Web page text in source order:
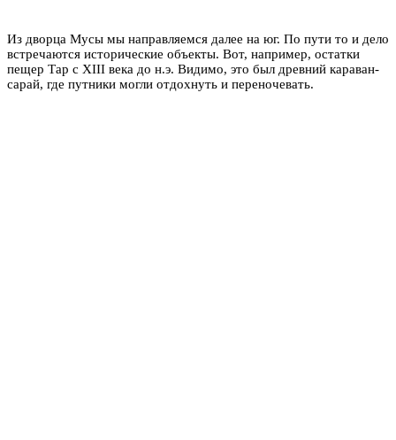
Из дворца Мусы мы направляемся далее на юг. По пути то и дело
встречаются исторические объекты. Вот, например, остатки
пещер Тар с XIII века до н.э. Видимо, это был древний караван-
сарай, где путники могли отдохнуть и переночевать.